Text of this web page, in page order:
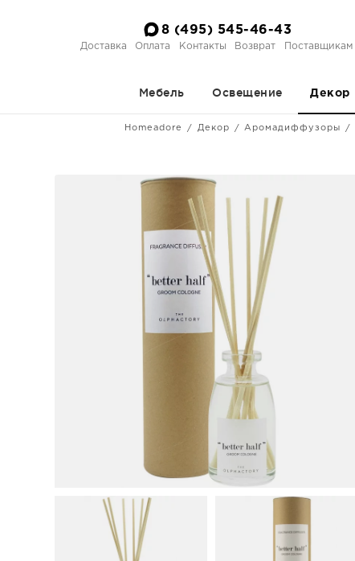
8 (495) 545-46-43
Доставка Оплата Контакты Возврат Поставщикам
Мебель Освещение Декор
Homeadore Декор Аромадиффузоры